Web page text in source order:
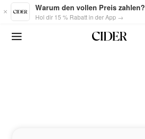
Skip to main content
Warum den vollen Preis zahlen?
Hol dir 15 % Rabatt in der App →